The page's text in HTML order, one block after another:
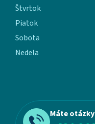
Štvrtok
Piatok
Sobota
Nedela
Máte